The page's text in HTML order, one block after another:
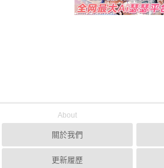
About
關於我們
更新履歷